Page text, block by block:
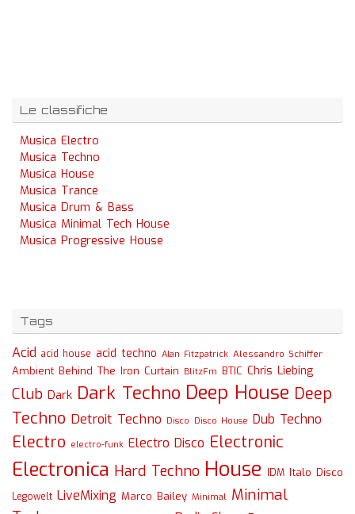
Le classifiche
Musica Electro
Musica Techno
Musica House
Musica Trance
Musica Drum & Bass
Musica Minimal Tech House
Musica Progressive House
Tags
Acid acid house acid techno Alan Fitzpatrick Alessandro Schiffer
Ambient Behind The Iron Curtain BlitzFm BTIC Chris Liebing
Club Dark Dark Techno Deep House Deep
Techno Detroit Techno Disco Disco House Dub Techno
Electro electro-funk Electro Disco Electronic
Electronica Hard Techno House IDM Italo Disco
Legowelt LiveMixing Marco Bailey Minimal Minimal